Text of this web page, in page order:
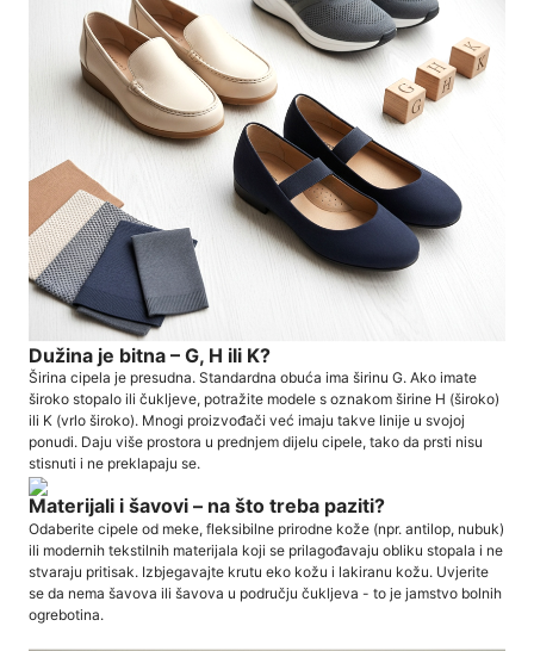
Dužina je bitna – G, H ili K?
Širina cipela je presudna. Standardna obuća ima širinu G. Ako imate
široko stopalo ili čukljeve, potražite modele s oznakom širine H (široko)
ili K (vrlo široko). Mnogi proizvođači već imaju takve linije u svojoj
ponudi. Daju više prostora u prednjem dijelu cipele, tako da prsti nisu
stisnuti i ne preklapaju se.
Materijali i šavovi – na što treba paziti?
Odaberite cipele od meke, fleksibilne prirodne kože (npr. antilop, nubuk)
ili modernih tekstilnih materijala koji se prilagođavaju obliku stopala i ne
stvaraju pritisak. Izbjegavajte krutu eko kožu i lakiranu kožu. Uvjerite
se da nema šavova ili šavova u području čukljeva - to je jamstvo bolnih
ogrebotina.